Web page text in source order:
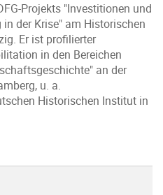
Projekts "Investitionen und
der Krise" am Historischen
Er ist profilierter
in den Bereichen
an der
u. a.
Historischen Institut in